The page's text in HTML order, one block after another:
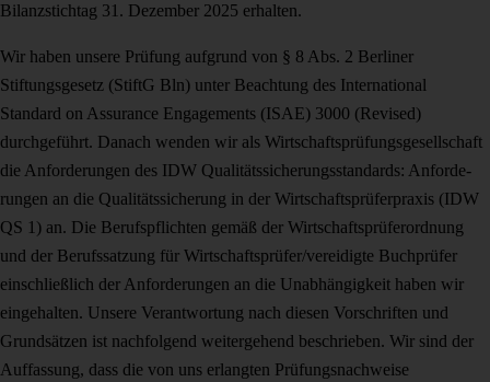
Bilanzstichtag 31. Dezember 2025 erhal­ten.
Wir haben unsere Prüfung aufgrund von § 8 Abs. 2 Berliner
Stiftungsgesetz (StiftG Bln) unter Beachtung des International
Standard on Assurance Engagements (ISAE) 3000 (Revised)
durchgeführt. Danach wenden wir als Wirtschaftsprüfungs­gesellschaft
die Anforderungen des IDW Qualitätssicherungsstandards: Anforde­
rungen an die Qualitätssicherung in der Wirtschaftsprüferpraxis (IDW
QS 1) an. Die Berufspflichten gemäß der Wirtschaftsprüferordnung
und der Berufssatzung für Wirtschaftsprüfer/vereidigte Buchprüfer
einschließlich der Anforderungen an die Unabhängigkeit haben wir
eingehalten. Unsere Verantwortung nach diesen Vor­schriften und
Grundsätzen ist nachfolgend weitergehend beschrieben. Wir sind der
Auffassung, dass die von uns erlangten Prüfungsnachweise